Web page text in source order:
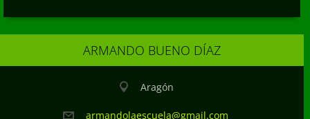
ARMANDO BUENO DÍAZ
Aragón
armandolaescuela@gmail.com